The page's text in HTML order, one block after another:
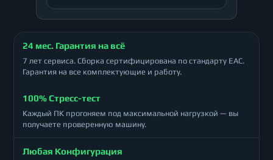
24 мес. Гарантия на всё
7 лет сервиса. Сборка сертифицирована по стандарту ЕАС.
Гарантия на все комплектующие и работу.
100% Стресс-тест
Каждый ПК прогоняем под максимальной нагрузкой — вы
получаете проверенную машину.
Любая Конфигурация